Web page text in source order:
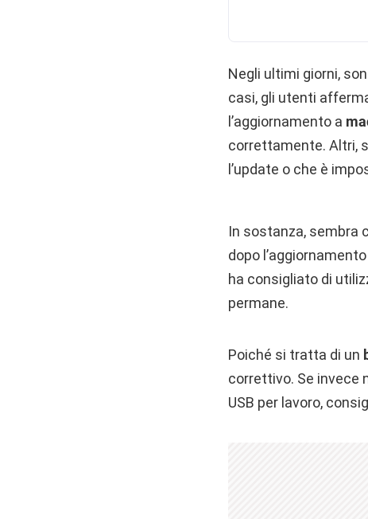
Negli ultimi giorni,
casi, gli utenti
l’aggiornamento a
correttamente. Altri,
l’update o che è
In sostanza, sembra
dopo
ha consigliato di
permane.
Poiché si tratta di un
correttivo. Se invece
USB per lavoro,